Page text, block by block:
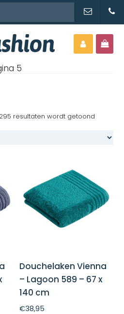
5
resultaten wordt getoond
Douchelaken Vienna
– Lagoon 589 – 67 x
140 cm
€38,95